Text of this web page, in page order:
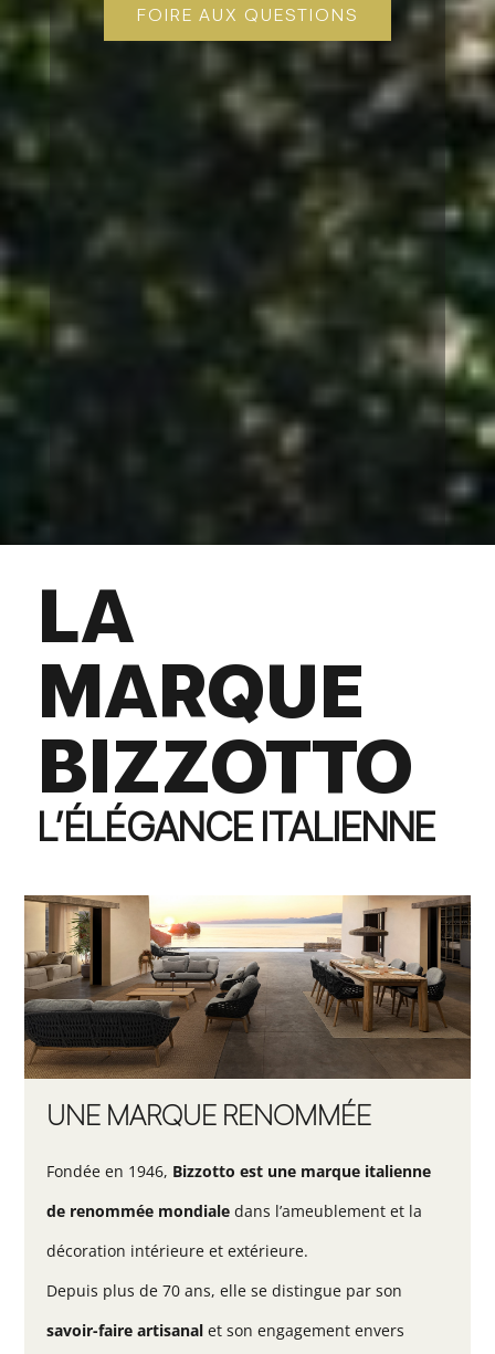
FOIRE AUX QUESTIONS
LA
MARQUE
BIZZOTTO
L’ÉLÉGANCE ITALIENNE
UNE MARQUE RENOMMÉE
Fondée en 1946, Bizzotto est une marque italienne
de renommée mondiale dans l’ameublement et la
décoration intérieure et extérieure.
Depuis plus de 70 ans, elle se distingue par son
savoir-faire artisanalet son engagement envers